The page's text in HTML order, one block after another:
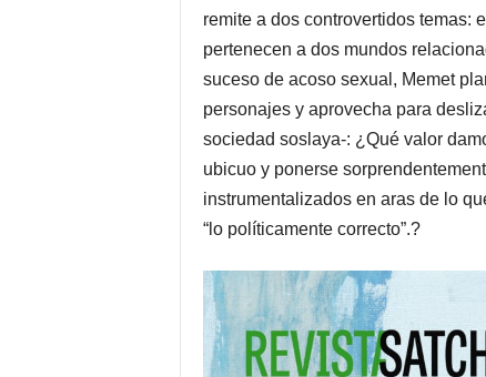
remite a dos controvertidos temas:
pertenecen a dos mundos
suceso de acoso sexual, Memet
personajes y aprovecha para
sociedad soslaya-: ¿Qué valor
ubicuo y ponerse
instrumentalizados en aras de lo
“lo políticamente correcto”.?